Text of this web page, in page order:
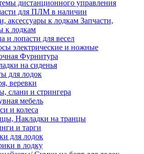
дистанционного управления
для ПЛМ в наличии
Запчасти,
к лодкам
и лопасти для весел
электрические и ножные
Фурнитура
на сиденья
для лодок
веревки
слани и стрингера
мебель
и колеса
Накладки на транцы
и тарги
для лодок
в лодку